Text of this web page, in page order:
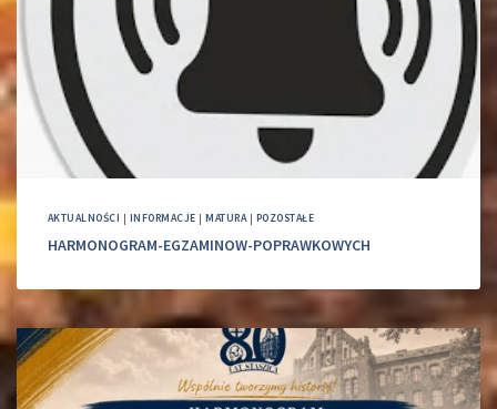
AKTUALNOŚCI | INFORMACJE |MATURA| POZOSTAŁE
HARMONOGRAM-EGZAMINOW-POPRAWKOWYCH